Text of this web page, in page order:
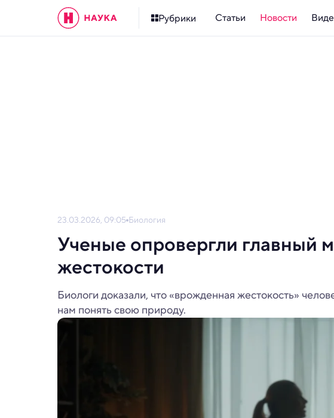
Рубрики Статьи Новости
23.03.2026, 09:05 Биология
Ученые опровергли главный
жестокости
Биологи доказали, что «врожденная жестокость»
нам понять свою природу.